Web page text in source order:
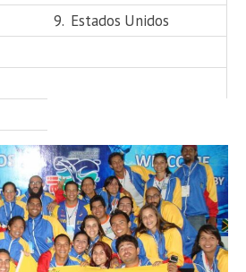
9. Estados Unidos